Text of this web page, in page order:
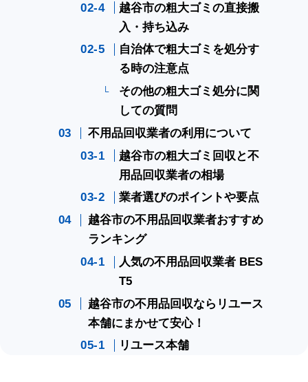
越谷市の粗大ゴミの直接搬
入・持ち込み
自治体で粗大ゴミを処分す
る時の注意点
その他の粗大ゴミ処分に関
しての質問
不用品回収業者の利用について
越谷市の粗大ゴミ回収と不
用品回収業者の相場
業者選びのポイントや要点
越谷市の不用品回収業者おすすめ
ランキング
人気の不用品回収業者 BES
T5
越谷市の不用品回収ならリユース
本舗にまかせて安心！
リユース本舗